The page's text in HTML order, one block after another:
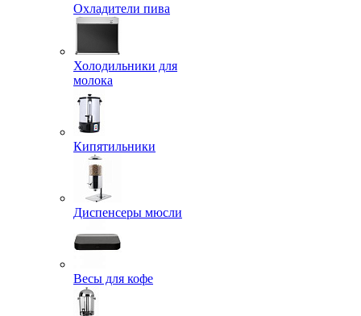
Охладители пива
Холодильники для
молока
Кипятильники
Диспенсеры мюсли
Весы для кофе